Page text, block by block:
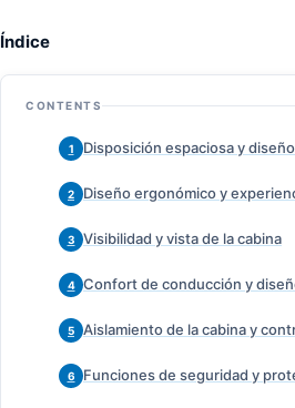
Índice
CONTENTS
1 Disposición espaciosa y
2 Diseño ergonómico y
3 Visibilidad y vista de la cabina
4 Confort de conducción y
5 Aislamiento de la cabina y
6 Funciones de seguridad y